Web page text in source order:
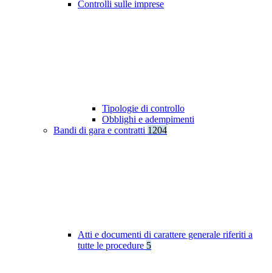
Controlli sulle imprese
Tipologie di controllo
Obblighi e adempimenti
Bandi di gara e contratti 1204
Atti e documenti di carattere generale riferiti a
tutte le procedure 5